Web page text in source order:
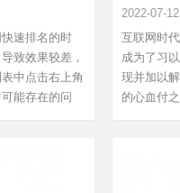
速排名的时
致效果较差，
中点击右上角
能存在的问
最后可能反而
2022-07-12
互联网时
成为了习
现并加以
的心血付
使用大量